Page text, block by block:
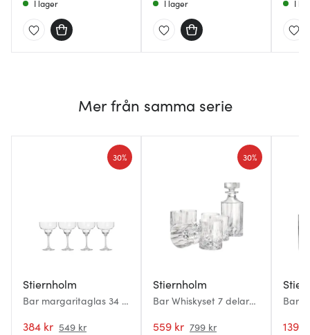
I lager I lager I
Mer från samma serie
Stiernholm
Bar margaritaglas 34 cl
384 kr 549 kr
30%
Stiernholm
Bar Whiskyset 7 delar
559 kr 799 kr
30%
Bar
139